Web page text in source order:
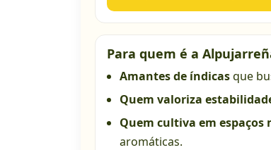
Para quem é a
Amantes de índicasque
Quem valoriza
Quem cultiva em espaços
aromáticas.